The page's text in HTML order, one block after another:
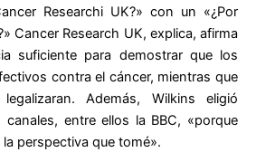
Researchi UK?» con un «¿Por
Cancer Research UK, explica, afirma
suficiente para demostrar que los
contra el cáncer, mientras que
Además, Wilkins eligió
canales, entre ellos la BBC, «porque
perspectiva que tomé».